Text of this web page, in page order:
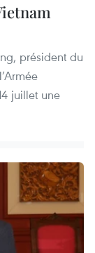
président du
juillet une